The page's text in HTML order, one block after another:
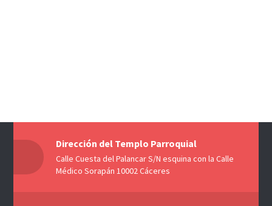
Dirección del Templo Parroquial
Calle Cuesta del Palancar S/N esquina con la Calle
Médico Sorapán 10002 Cáceres